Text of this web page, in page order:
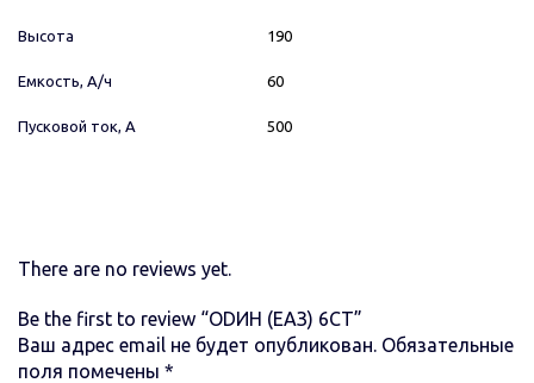
Высота 190
Емкость, А/ч 60
Пусковой ток, А 500
There are no reviews yet.
Be the first to review “ОDИН (ЕАЗ) 6СТ”
Ваш адрес email не будет опубликован. Обязательные
поля помечены *